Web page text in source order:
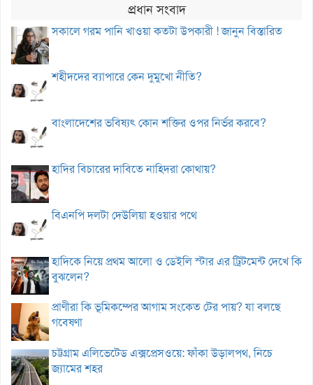
প্রধান সংবাদ
সকালে গরম পানি খাওয়া কতটা উপকারী ! জানুন বিস্তারিত
শহীদদের ব্যাপারে কেন দুমুখো নীতি?
বাংলাদেশের ভবিষ্যৎ কোন শক্তির ওপর নির্ভর করবে?
হাদির বিচারের দাবিতে নাহিদরা কোথায়?
বিএনপি দলটা দেউলিয়া হওয়ার পথে
হাদিকে নিয়ে প্রথম আলো ও ডেইলি স্টার এর ট্রিটমেন্ট দেখে কি
বুঝলেন?
প্রাণীরা কি ভূমিকম্পের আগাম সংকেত টের পায়? যা বলছে
গবেষণা
চট্টগ্রাম এলিভেটেড এক্সপ্রেসওয়ে: ফাঁকা উড়ালপথ, নিচে
জ্যামের শহর